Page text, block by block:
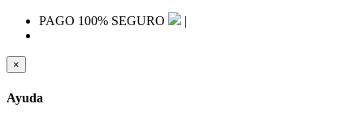
PAGO 100% SEGURO |
×
Ayuda